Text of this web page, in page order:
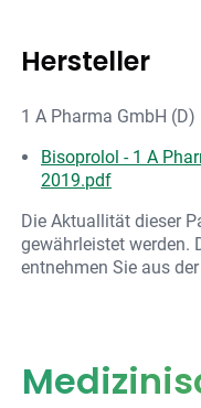
Hersteller
1 A Pharma GmbH (D)
Bisoprolol - 1 A
2019.pdf
Die Aktuallität dieser
gewährleistet werden.
entnehmen Sie aus